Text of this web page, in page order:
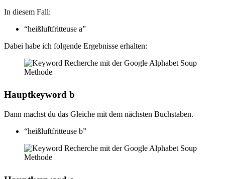
In diesem Fall:
“heißluftfritteuse a”
Dabei habe ich folgende Ergebnisse erhalten:
Hauptkeyword b
Dann machst du das Gleiche mit dem nächsten Buchstaben.
“heißluftfritteuse b”